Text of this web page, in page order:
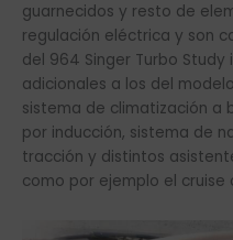
guarnecidos y resto de
regulación eléctrica y son
del 964 Singer Turbo
adicionales a los del
sistema de climatización a
por inducción, sistema de
tracción y distintos
como por ejemplo el cruise